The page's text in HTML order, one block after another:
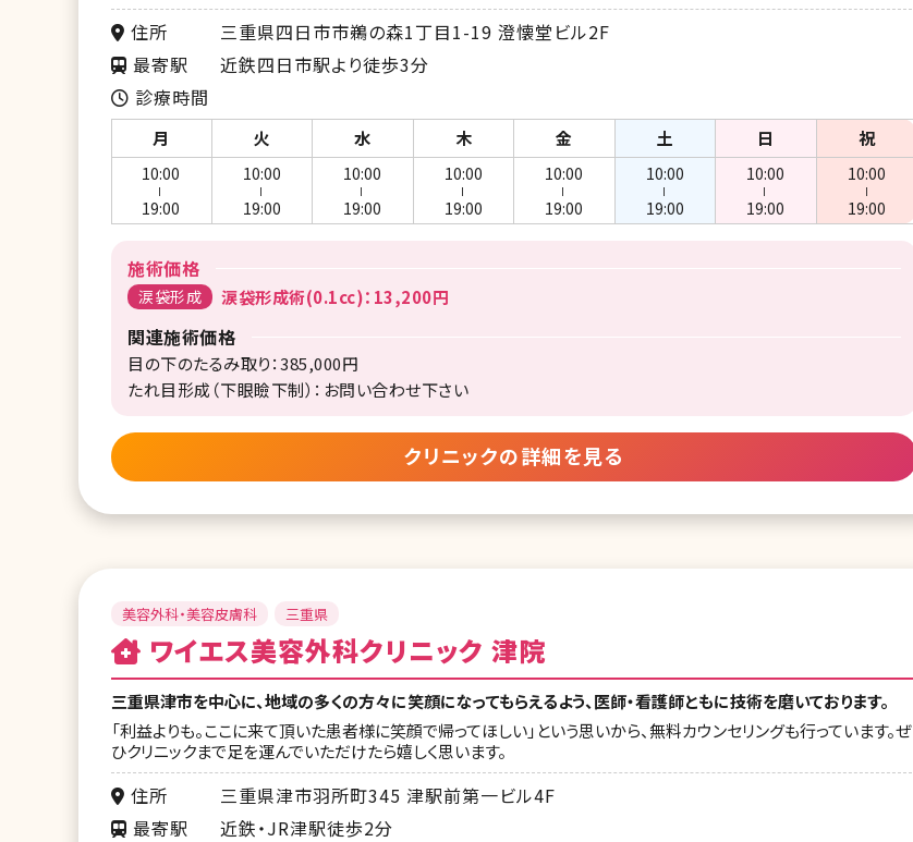
住所
三重県四日市市鵜の森1丁目1-19 澄懐堂ビル2F
最寄駅
近鉄四日市駅より徒歩3分
診療時間
月 火 水 木 金 土 日 祝
10:00
19:00
10:00
19:00
10:00
19:00
10:00
19:00
10:00
19:00
10:00
19:00
10:00
19:00
10:00
19:00
施術価格
涙袋形成 涙袋形成術(0.1cc)：13,200円
関連施術価格
目の下のたるみ取り：385,000円
たれ目形成（下眼瞼下制）：お問い合わせ下さい
クリニックの詳細を見る
美容外科・美容皮膚科 三重県
ワイエス美容外科クリニック 津院
三重県津市を中心に、地域の多くの方々に笑顔になってもらえるよう、医師・看護師ともに技術を磨いております。
「利益よりも。ここに来て頂いた患者様に笑顔で帰ってほしい」という思いから、無料カウンセリングも行っています。ぜ
ひクリニックまで足を運んでいただけたら嬉しく思います。
住所
三重県津市羽所町345 津駅前第一ビル4F
最寄駅
近鉄・JR津駅徒歩2分